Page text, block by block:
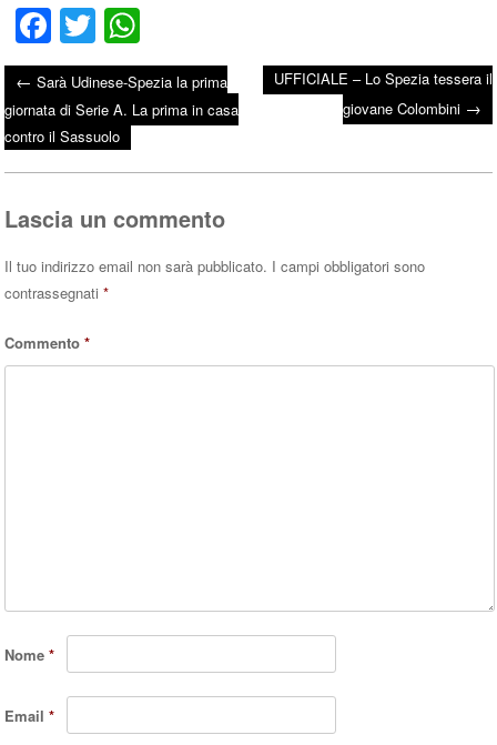
Fa
ce
bo
ok
T
wi
tte
r
ha
ts
A
pp
Post navigation
← Sarà Udinese-Spezia la prima
giornata di Serie A. La prima in casa
contro il Sassuolo
UFFICIALE – Lo Spezia tessera il
giovane Colombini →
Lascia un commento
Il tuo indirizzo email non sarà pubblicato. I campi obbligatori sono
contrassegnati*
Commento*
Nome*
Email*